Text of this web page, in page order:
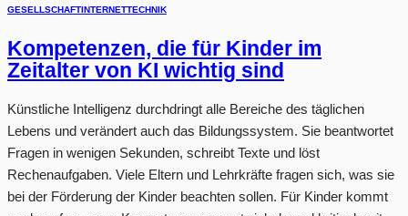
GESELLSCHAFTINTERNETTECHNIK
Kompetenzen, die für Kinder im
Zeitalter von KI wichtig sind
Künstliche Intelligenz durchdringt alle Bereiche des täglichen
Lebens und verändert auch das Bildungssystem. Sie beantwortet
Fragen in wenigen Sekunden, schreibt Texte und löst
Rechenaufgaben. Viele Eltern und Lehrkräfte fragen sich, was sie
bei der Förderung der Kinder beachten sollen. Für Kinder kommt